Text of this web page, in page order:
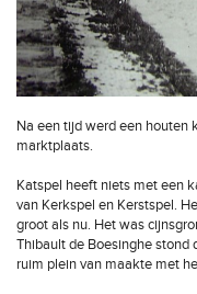
Na een tijd werd een houten
marktplaats.
Katspel heeft niets met een
van Kerkspel en Kerstspel.
groot als nu. Het was
Thibault de Boesinghe stond
ruim plein van maakte met